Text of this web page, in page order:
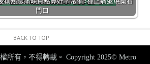
門口
BACK TO TOP
所有，不得轉載。 Copyright 2025© Metro